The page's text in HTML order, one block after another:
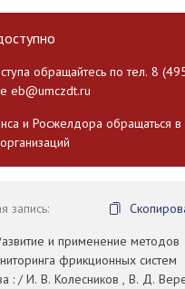
обращайтесь по тел. 8
eb@umczdt.ru
и Росжелдора обращаться в
запись:
и применение методов
фрикционных систем
: / И. В. Колесников , В. Д.